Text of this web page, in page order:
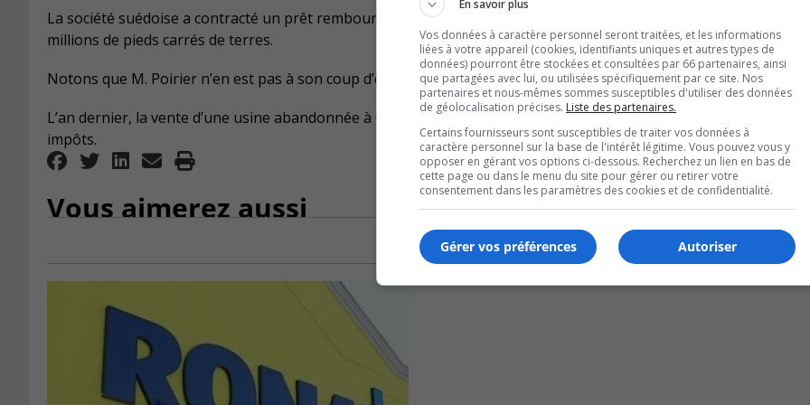
La société suédoise a contracté un prêt remboursable à 100% au gouvernement du Québec pour acheter les 18
millions de pieds carrés de terres.
Notons que M. Poirier n’en est pas à son coup d’essai.
L’an dernier, la vente d’une usine abandonnée à Candiac lui a rapporté en deux ans, près de 28 millions de
impôts.
Vous aimerez aussi
En savoir plus
Vos données à caractère personnel seront traitées, et les informations
liées à votre appareil (cookies, identifiants uniques et autres types de
données) pourront être stockées et consultées par 66 partenaires, ainsi
que partagées avec lui, ou utilisées spécifiquement par ce site. Nos
partenaires et nous-mêmes sommes susceptibles d'utiliser des données
de géolocalisation précises. Liste des partenaires.
Certains fournisseurs sont susceptibles de traiter vos données à
caractère personnel sur la base de l'intérêt légitime. Vous pouvez vous y
opposer en gérant vos options ci-dessous. Recherchez un lien en bas de
cette page ou dans le menu du site pour gérer ou retirer votre
consentement dans les paramètres des cookies et de confidentialité.
Autoriser
Gérer vos préférences